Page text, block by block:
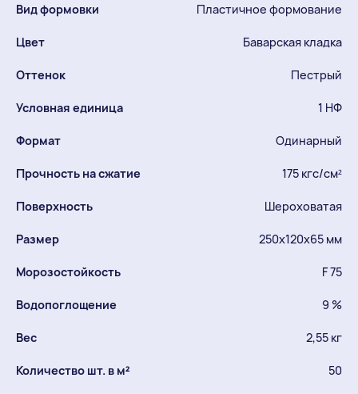
Вид формовки Пластичное формование
Цвет Баварская кладка
Оттенок Пестрый
Условная единица 1 НФ
Формат Одинарный
Прочность на сжатие 175 кгс/см²
Поверхность Шероховатая
Размер 250х120х65 мм
Морозостойкость F 75
Водопоглощение 9 %
Вес 2,55 кг
Количество шт. в м² 50